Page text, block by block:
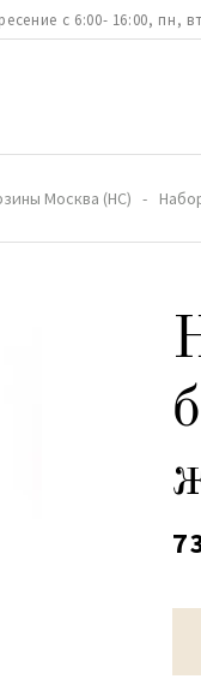
с 6:00- 16:00, пн,
Москва (НС)